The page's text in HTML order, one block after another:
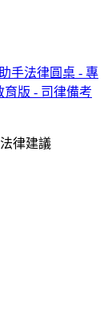
手法律圓桌 - 專
育版 - 司律備考
律建議